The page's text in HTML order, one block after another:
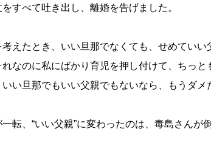
すべて吐き出し、離婚を告げました。
考えたとき、いい旦那でなくても、せめていい
なのに私にばかり育児を押し付けて、ちっと
い旦那でもいい父親でもないなら、もうダメ
転、“いい父親”に変わったのは、毒島さんが